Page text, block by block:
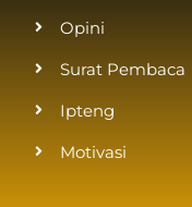
Opini
Surat Pembaca
Ipteng
Motivasi